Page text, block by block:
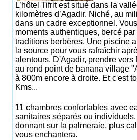
L’hôtel Tifrit est situé dans la
kilomètres d’Agadir. Niché, au
dans un cadre exceptionnel.
moments authentiques, bercé
traditions berbères. Une piscine
la source pour vous rafraîchir
alentours. D'Agadir, prendre vers
au rond point de banana village
à 800m encore à droite. Et c'est
Kms...
11 chambres confortables avec
sanitaires séparés ou
donnant sur la palmeraie, plus
vous enchantera.